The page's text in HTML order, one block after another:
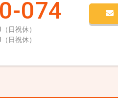
074
日祝休）
日祝休）